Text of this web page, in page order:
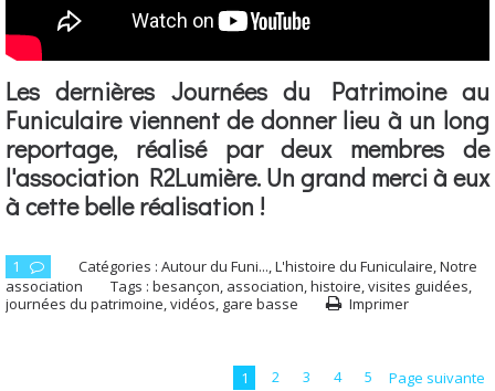
Les dernières Journées du Patrimoine au
Funiculaire viennent de donner lieu à un long
reportage, réalisé par deux membres de
l'association R2Lumière. Un grand merci à eux
à cette belle réalisation !
1 Catégories : Autour du Funi... L'histoire du Funiculaire Notre
association
Tags : besançon association histoire visites guidées
journées du patrimoine vidéos gare basse Imprimer
1 2 3 4 5 Page suivante